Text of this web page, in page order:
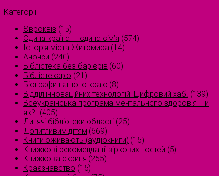
Категорії
Євроквіз (15)
Єдина країна — єдина сім’я (574)
Історія міста Житомира (14)
Анонси (240)
Бібліотека без бар'єрів (60)
Бібліотекарю (21)
Біографи нашого краю (8)
Відділ інноваційних технологій. Цифровий хаб. (139)
Всеукраїнська програма ментального здоров'я "Ти
як?" (405)
Дитячі бібліотеки області (25)
Допитливим дітям (669)
Книги оживають (аудіокниги) (15)
Книжкові рекомендації зіркових гостей (5)
Книжкова скриня (255)
Краєзнавство (15)